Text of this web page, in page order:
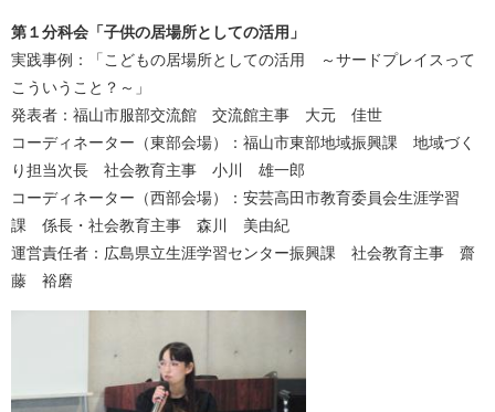
第１分科会「子供の居場所としての活用​」
実践事例：「こどもの居場所としての活用 ～サードプレイスって
こういうこと？～」
発表者：福山市服部交流館 交流館主事 大元 佳世
コーディネーター（東部会場）：福山市東部地域振興課 地域づく
り担当次長 社会教育主事 小川 雄一郎
コーディネーター（西部会場）：安芸高田市教育委員会生涯学習
課 係長・社会教育主事 森川 美由紀
運営責任者：広島県立生涯学習センター振興課 社会教育主事 齋
藤 裕磨